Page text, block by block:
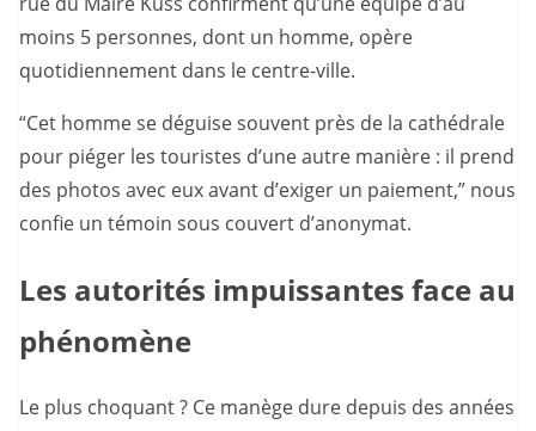
moins 5 personnes, dont un homme, opère
quotidiennement dans le centre-ville.
“Cet homme se déguise souvent près de la cathédrale
pour piéger les touristes d’une autre manière : il prend
des photos avec eux avant d’exiger un paiement,” nous
confie un témoin sous couvert d’anonymat.
Les autorités impuissantes face au
phénomène
Le plus choquant ? Ce manège dure depuis des années